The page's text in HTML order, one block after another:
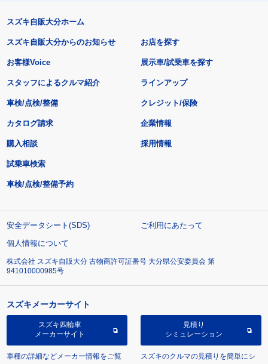
スズキ自販大分ホーム
スズキ自販大分からのお知らせ
お客様Voice
スタッフによるクルマ紹介
お店を探す
展示車/試乗車を探す
ラインアップ
車検/点検/整備 クレジット/保険
カタログ請求
購入相談
試乗車検索
車検/点検/整備予約
企業情報
採用情報
安全データシート(SDS)
ご利用にあたって
個人情報について
株式会社 スズキ自販大分 古物商許可証番号 大分県公安委員会 第
941010000985号
スズキメーカーサイト
スズキ四輪車
メーカーサイト
車種の詳細などメーカー情報をご覧
見積り
シミュレーション
スズキのクルマの見積りを簡単にシ